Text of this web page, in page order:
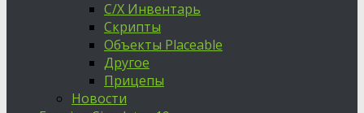
С/Х Инвентарь
Скрипты
Объекты Placeable
Другое
Прицепы
Новости